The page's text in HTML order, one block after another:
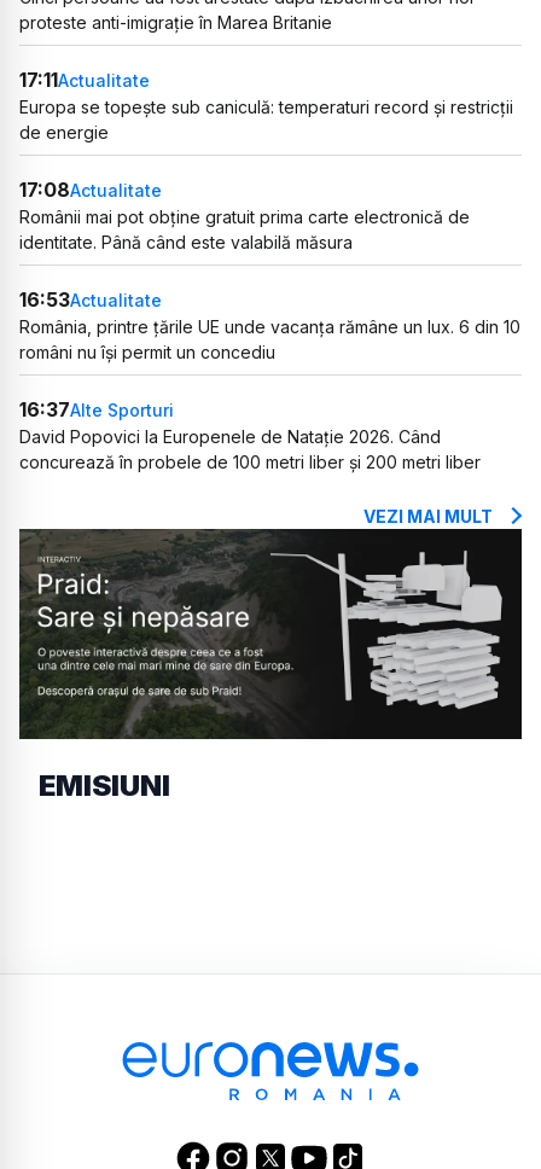
proteste anti-imigrație în Marea Britanie
17:11Actualitate
Europa se topește sub caniculă: temperaturi record și restricții
de energie
17:08Actualitate
Românii mai pot obține gratuit prima carte electronică de
identitate. Până când este valabilă măsura
16:53Actualitate
România, printre țările UE unde vacanța rămâne un lux. 6 din 10
români nu își permit un concediu
16:37Alte Sporturi
David Popovici la Europenele de Natație 2026. Când
concurează în probele de 100 metri liber și 200 metri liber
VEZI MAI MULT
EMISIUNI